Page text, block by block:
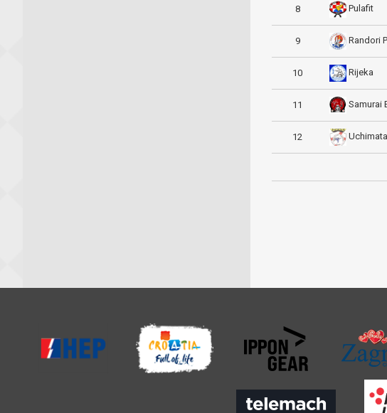
8 Pulafit
9 Randori
10 Rijeka
11 Samurai
12 Uchimata